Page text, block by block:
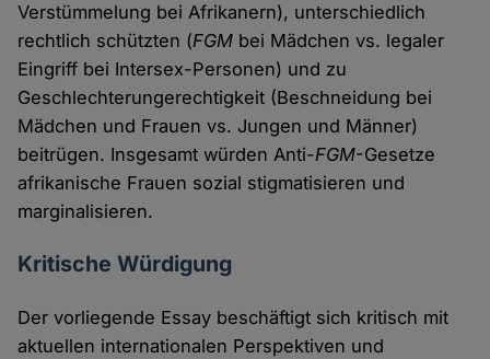
Verstümmelung bei Afrikanern), unterschiedlich
rechtlich schützten (FGM bei Mädchen vs. legaler
Eingriff bei Intersex-Personen) und zu
Geschlechterungerechtigkeit (Beschneidung bei
Mädchen und Frauen vs. Jungen und Männer)
beitrügen. Insgesamt würden Anti-FGM-Gesetze
afrikanische Frauen sozial stigmatisieren und
marginalisieren.
Kritische Würdigung
Der vorliegende Essay beschäftigt sich kritisch mit
aktuellen internationalen Perspektiven und